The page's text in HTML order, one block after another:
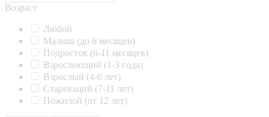
Возраст
Любой
Малыш (до 6 месяцев)
Подросток (6-11 месяцев)
Взрослеющий (1-3 года)
Взрослый (4-6 лет)
Стареющий (7-11 лет)
Пожилой (от 12 лет)